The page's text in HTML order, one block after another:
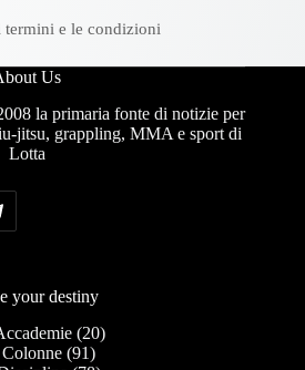
termini e le condizioni
Us
la primaria fonte di notizie per
jitsu, grappling, MMA e sport di
Lotta
your destiny
(20)
Colonne (91)